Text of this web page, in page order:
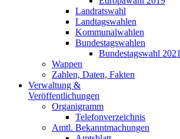
Landratswahl
Landtagswahlen
Kommunalwahlen
Bundestagswahlen
Bundestagswahl 2021
Wappen
Zahlen, Daten, Fakten
Verwaltung &
Veröffentlichungen
Organigramm
Telefonverzeichnis
Amtl. Bekanntmachungen